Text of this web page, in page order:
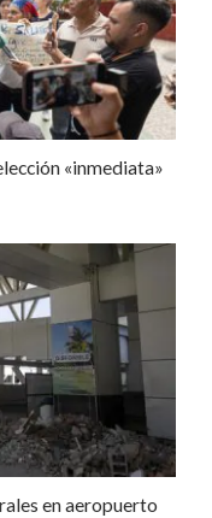
«inmediata»
en aeropuerto